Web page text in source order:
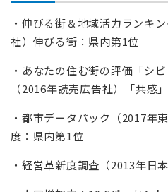
・伸びる街＆地域活力ランキ
社）伸びる街：県内第1位
・あなたの住む街の評価「シ
（2016年読売広告社）「共感
・都市データパック（2017年
度：県内第1位
・経営革新度調査（2013年日